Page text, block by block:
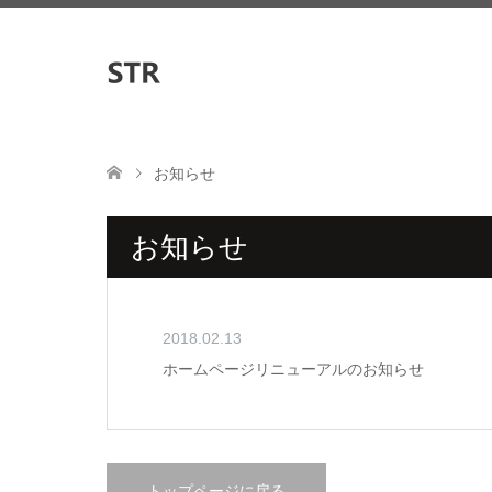
お知らせ
お知らせ
2018.02.13
ホームページリニューアルのお知らせ